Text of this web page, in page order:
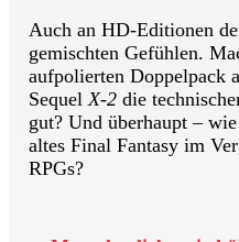
Auch an HD-Editionen
gemischten Gefühlen.
aufpolierten Doppelpack
SequelX-2die
gut? Und überhaupt –
altes Final Fantasy im
RPGs?